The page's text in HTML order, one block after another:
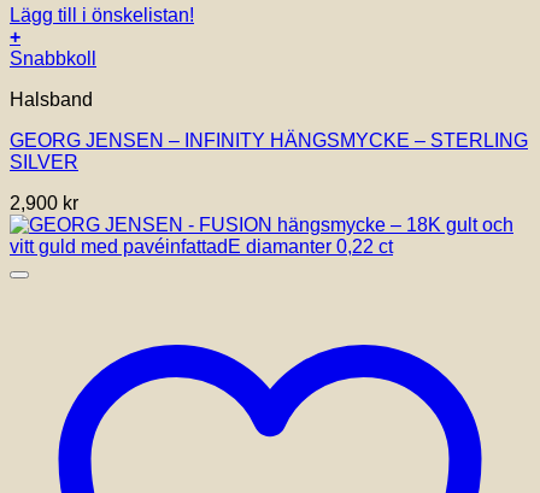
Lägg till i önskelistan!
+
Snabbkoll
Halsband
GEORG JENSEN – INFINITY HÄNGSMYCKE – STERLING
SILVER
2,900 kr